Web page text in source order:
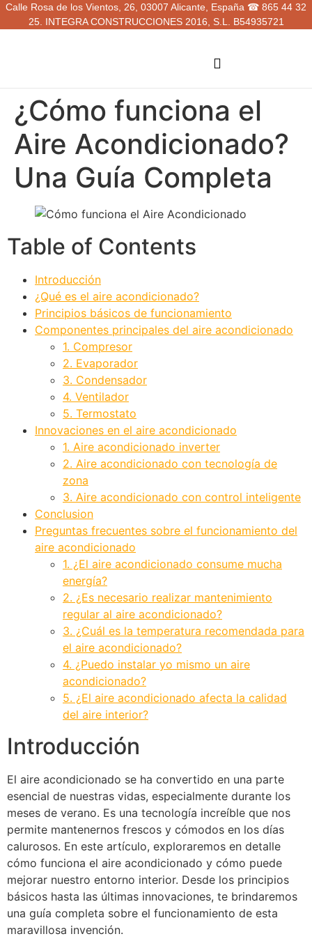
Calle Rosa de los Vientos, 26, 03007 Alicante, España ☎ 865 44 32
25. INTEGRA CONSTRUCCIONES 2016, S.L. B54935721
¿Cómo funciona el
Aire Acondicionado?
Una Guía Completa
Table of Contents
Introducción
¿Qué es el aire acondicionado?
Principios básicos de funcionamiento
Componentes principales del aire acondicionado
1. Compresor
2. Evaporador
3. Condensador
4. Ventilador
5. Termostato
Innovaciones en el aire acondicionado
1. Aire acondicionado inverter
2. Aire acondicionado con tecnología de
zona
3. Aire acondicionado con control inteligente
Conclusion
Preguntas frecuentes sobre el funcionamiento del
aire acondicionado
1. ¿El aire acondicionado consume mucha
energía?
2. ¿Es necesario realizar mantenimiento
regular al aire acondicionado?
3. ¿Cuál es la temperatura recomendada para
el aire acondicionado?
4. ¿Puedo instalar yo mismo un aire
acondicionado?
5. ¿El aire acondicionado afecta la calidad
del aire interior?
Introducción
El aire acondicionado se ha convertido en una parte
esencial de nuestras vidas, especialmente durante los
meses de verano. Es una tecnología increíble que nos
permite mantenernos frescos y cómodos en los días
calurosos. En este artículo, exploraremos en detalle
cómo funciona el aire acondicionado y cómo puede
mejorar nuestro entorno interior. Desde los principios
básicos hasta las últimas innovaciones, te brindaremos
una guía completa sobre el funcionamiento de esta
maravillosa invención.